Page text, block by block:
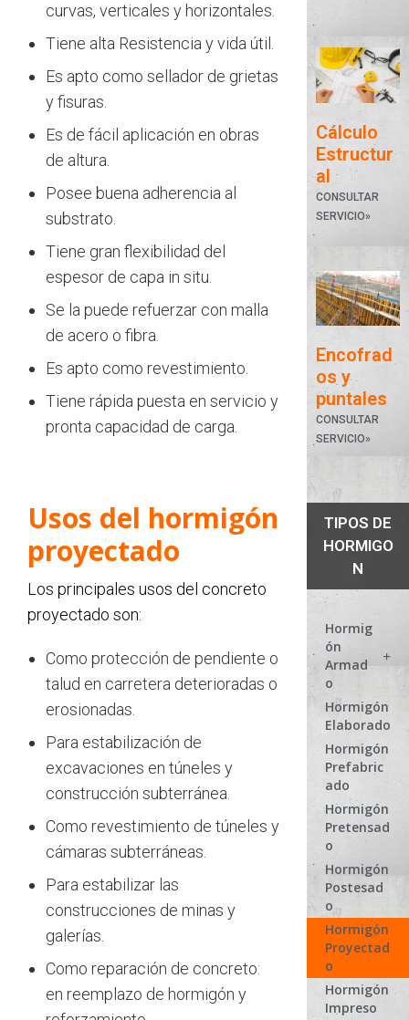
curvas, verticales y horizontales.
Tiene alta Resistencia y vida útil.
Es apto como sellador de grietas
y fisuras.
Es de fácil aplicación en obras
de altura.
Posee buena adherencia al
substrato.
Tiene gran flexibilidad del
espesor de capa in situ.
Se la puede refuerzar con malla
de acero o fibra.
Es apto como revestimiento.
Tiene rápida puesta en servicio y
pronta capacidad de carga.
Usos del hormigón
proyectado
Los principales usos del concreto
proyectado son:
Como protección de pendiente o
talud en carretera deterioradas o
erosionadas.
Para estabilización de
excavaciones en túneles y
construcción subterránea.
Como revestimiento de túneles y
cámaras subterráneas.
Para estabilizar las
construcciones de minas y
galerías.
Como reparación de concreto:
en reemplazo de hormigón y
Cálculo
Estructur
al
CONSULTAR
SERVICIO»
Encofrad
os y
puntales
CONSULTAR
SERVICIO»
TIPOS DE
HORMIGO
N
Hormig
ón
Armad
o
Hormigón
Elaborado
Hormigón
Prefabric
ado
Hormigón
Pretensad
o
Hormigón
Postesad
o
Hormigón
Proyectad
o
Hormigón
Impreso